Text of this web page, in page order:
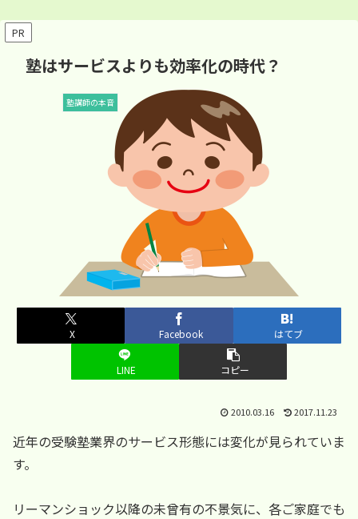
PR
塾はサービスよりも効率化の時代？
塾講師の本音
X Facebook はてブ
LINE コピー
2010.03.16 2017.11.23
近年の受験塾業界のサービス形態には変化が見られていま
す。
リーマンショック以降の未曾有の不景気に、各ご家庭でも